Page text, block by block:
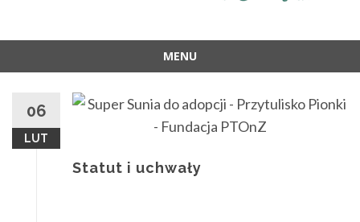
MENU
treści
06
LUT
Statut i uchwały